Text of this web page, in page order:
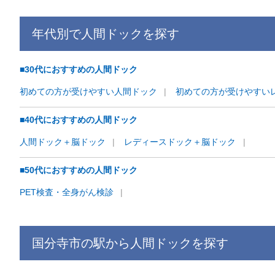
年代別で人間ドックを探す
■30代におすすめの人間ドック
初めての方が受けやすい人間ドック 初めての方が受けやすい
■40代におすすめの人間ドック
人間ドック＋脳ドック レディースドック＋脳ドック
■50代におすすめの人間ドック
PET検査・全身がん検診
国分寺市の駅から 人間ドックを探す